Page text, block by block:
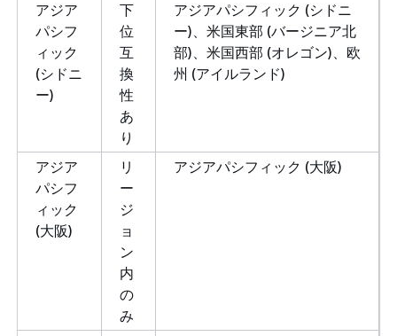
アジア
パシフ
ィック
(シドニ
ー)
下
位
互
換
性
あ
り
アジアパシフィック (シドニ
ー)、米国東部 (バージニア北
部)、米国西部 (オレゴン)、欧
州 (アイルランド)
アジア
パシフ
ィック
(大阪)
リ
ー
ジ
ョ
ン
内
の
み
アジアパシフィック (大阪)